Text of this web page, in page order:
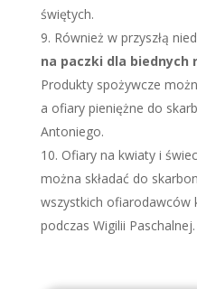
świętych.
Również w przyszłą
na paczki dla biednych
Produkty spożywcze
a ofiary pieniężne do
Antoniego.
Ofiary na kwiaty i
można składać do
wszystkich ofiarodawców
podczas Wigilii Paschalnej.